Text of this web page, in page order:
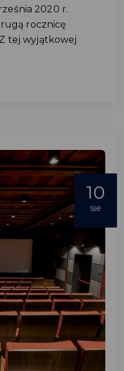
2020 r.
rocznicę
tej wyjątkowej
10
sie